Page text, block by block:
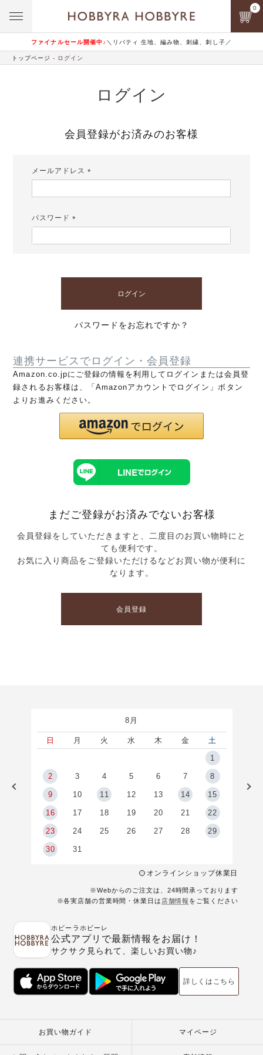
ファイナルセール開催中♪ ＼リバティ 生地、編み物、刺繍、刺し子／
0
トップページ ログイン
ログイン
会員登録がお済みのお客様
メールアドレス
パスワード
ログイン
パスワードをお忘れですか？
連携サービスでログイン・会員登録
Amazon.co.jpにご登録の情報を利用してログインまたは会員登
録されるお客様は、「Amazonアカウントでログイン」ボタン
よりお進みください。
まだご登録がお済みでないお客様
会員登録をしていただきますと、二度目のお買い物時にと
ても便利です。
お気に入り商品をご登録いただけるなどお買い物が便利に
なります。
会員登録
8月
日 月 火 水 木 金
土
1
2 3 4 5 6 7 8
9 10 11 12 13 14 15
16 17 18 19 20 21 22
23 24 25 26 27 28 29
30 31
オンラインショップ休業日
※Webからのご注文は、24時間承っております
※各実店舗の営業時間・休業日は 店舗情報 をご覧ください
ホビーラホビーレ
公式アプリで最新情報をお届け！
サクサク見られて、楽しいお買い物♪
詳しくはこちら
お買い物ガイド マイページ